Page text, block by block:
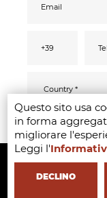
Questo sito usa
in forma
migliorare
Leggi l'
DECLINO
Ai sensi del
letto compreso
all’informativa
Accetto il
comunicazioni
mail
Copyright ©2020-